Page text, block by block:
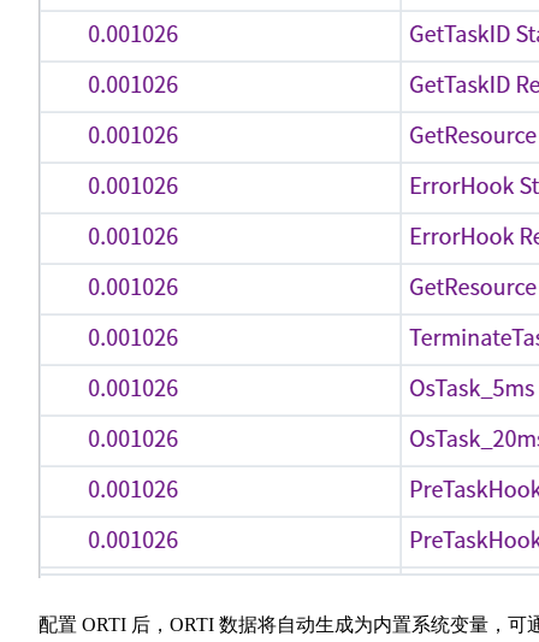
配置 ORTI 后，ORTI 数据将自动生成为内置系统变量，可